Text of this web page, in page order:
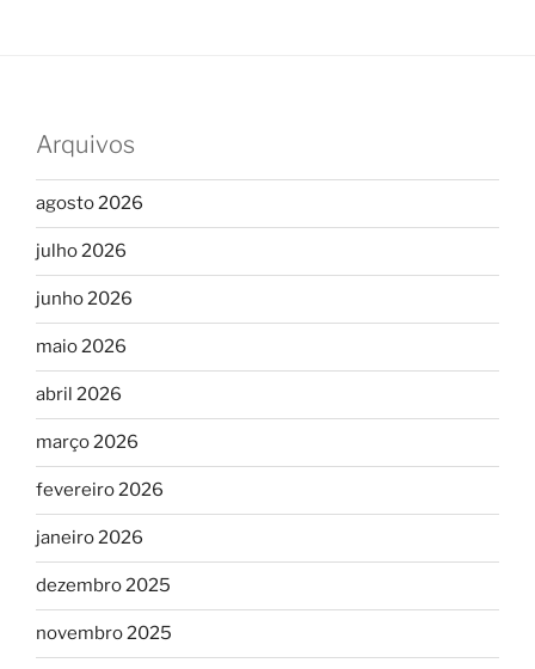
Arquivos
agosto 2026
julho 2026
junho 2026
maio 2026
abril 2026
março 2026
fevereiro 2026
janeiro 2026
dezembro 2025
novembro 2025